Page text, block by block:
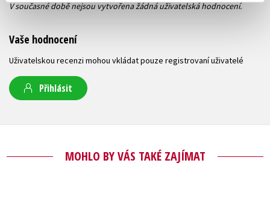
V současné době nejsou vytvořena žádná uživatelská hodnocení.
Vaše hodnocení
Uživatelskou recenzi mohou vkládat pouze registrovaní uživatelé
Přihlásit
MOHLO BY VÁS TAKÉ ZAJÍMAT